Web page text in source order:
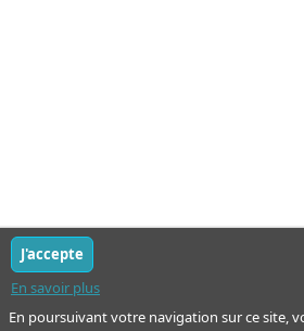
En poursuivant votre navigation sur ce site,
En savoir plus
J'accepte